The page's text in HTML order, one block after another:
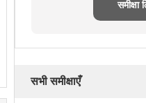
समीक्षा
सभी समीक्षाएँ